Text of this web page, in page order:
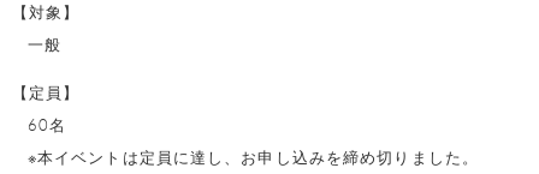
【対象】
一般
【定員】
60名
※本イベントは定員に達し、お申し込みを締め切りました。